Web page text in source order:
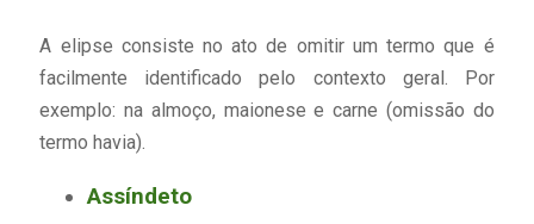
A elipse consiste no ato de omitir um termo que é
facilmente identificado pelo contexto geral. Por
exemplo: na almoço, maionese e carne (omissão do
termo havia).
Assíndeto